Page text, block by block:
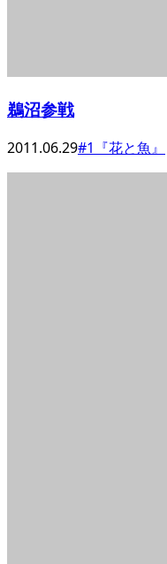
鵜沼参戦
2011.06.29#1『花と魚』